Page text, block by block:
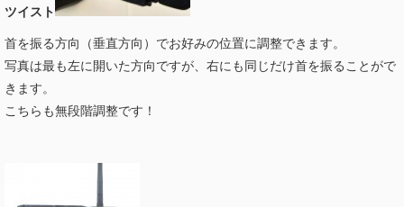
ツイスト
首を振る方向（垂直方向）でお好みの位置に調整できます。
写真は最も左に開いた方向ですが、右にも同じだけ首を振ることがで
きます。
こちらも無段階調整です！